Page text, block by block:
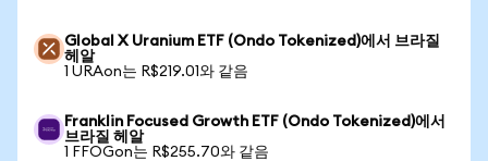
Global X Uranium ETF (Ondo Tokenized)에서 브라질
헤알
1 URAon는 R$219.01와 같음
Franklin Focused Growth ETF (Ondo Tokenized)에서
브라질 헤알
1 FFOGon는 R$255.70와 같음